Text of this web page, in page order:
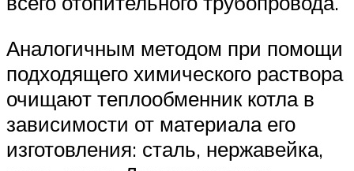
Аналогичным методом при помощи
подходящего химического раствора
очищают теплообменник котла в
зависимости от материала его
изготовления: сталь, нержавейка,